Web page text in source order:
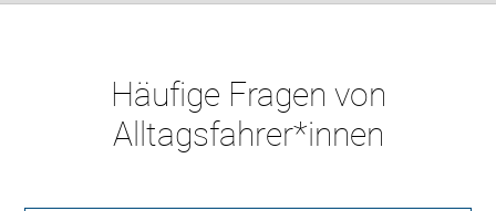
Häufige Fragen von
Alltagsfahrer*innen